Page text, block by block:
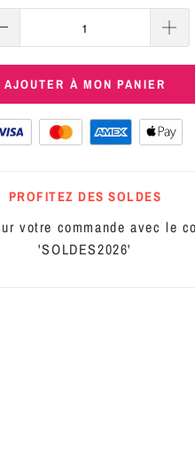
AJOUTER À MON PANIER
PROFITEZ DES SOLDES
votre commande avec le
'SOLDES2026'